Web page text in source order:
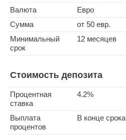
Валюта
Евро
Сумма
от 50 евр.
Минимальный
срок
12 месяцев
Стоимость депозита
Процентная
ставка
4.2%
Выплата
процентов
В конце срока